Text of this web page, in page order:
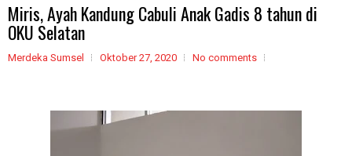
Miris, Ayah Kandung Cabuli Anak Gadis 8 tahun di
OKU Selatan
Merdeka Sumsel Oktober 27, 2020 No comments